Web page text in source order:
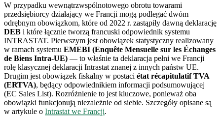
W przypadku wewnątrzwspólnotowego obrotu towarami
przedsiębiorcy działający we Francji mogą podlegać dwóm
odrębnym obowiązkom, które od 2022 r. zastąpiły dawną deklarację
DEB i które łącznie tworzą francuski odpowiednik systemu
INTRASTAT. Pierwszym jest obowiązek statystyczny realizowany
w ramach systemu EMEBI (Enquête Mensuelle sur les Échanges
de Biens Intra-UE) — to właśnie ta deklaracja pełni we Francji
rolę klasycznej deklaracji Intrastat znanej z innych państw UE.
Drugim jest obowiązek fiskalny w postaci état récapitulatif TVA
(ERTVA), będący odpowiednikiem informacji podsumowującej
(EC Sales List). Rozróżnienie to jest kluczowe, ponieważ oba
obowiązki funkcjonują niezależnie od siebie. Szczegóły opisane są
w artykule o Intrastat we Francji.